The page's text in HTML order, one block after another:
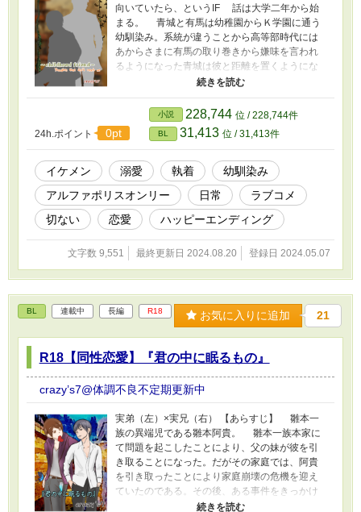
向いていたら、というIF 話は大学二年から始
まる。 青城と有馬は幼稚園からＫ学園に通う
幼馴染み。系統が違うことから高等部時代には
あからさまに有馬の取り巻きから嫌味を言われ
るようになった青城は彼と距離を置くようにな
る。有馬はそのことに気づきながらも、大学に
入るまで何も言わずにいた。 だが、大学に入
ると青城は有馬から『なあ。大学では、も
う……そういうの止めね？』と言われてしま
う。しぶしぶ合意したものの、青城は以前のこ
とを気にしていて──。
24h.ポイント 0pt
小説 228,744 位 / 228,744件
BL 31,413 位 / 31,413件
イケメン 溺愛 執着
幼馴染み
アルファポリスオンリー
日常
ラブコメ
切ない
恋愛 ハッピーエンディング
文字数 9,551 最終更新日 2024.08.20 登録日 2024.05.07
BL 連載中 長編 R18 お気に入りに追加 21
R18【同性恋愛】『君の中に眠るもの』
crazy’s7@体調不良不定期更新中
実弟（左）×実兄（右） 【あらすじ】 雛本一
族の異端児である雛本阿貴。 雛本一族本家に
て問題を起こしたことにより、父の妹が彼を引
き取ることになった。だがその家庭では、阿貴
を引き取ったことにより家庭崩壊の危機を迎え
ていたのである。その後、ある事件をきっかけ
にして長子である和宏が阿貴と共に家を出た。